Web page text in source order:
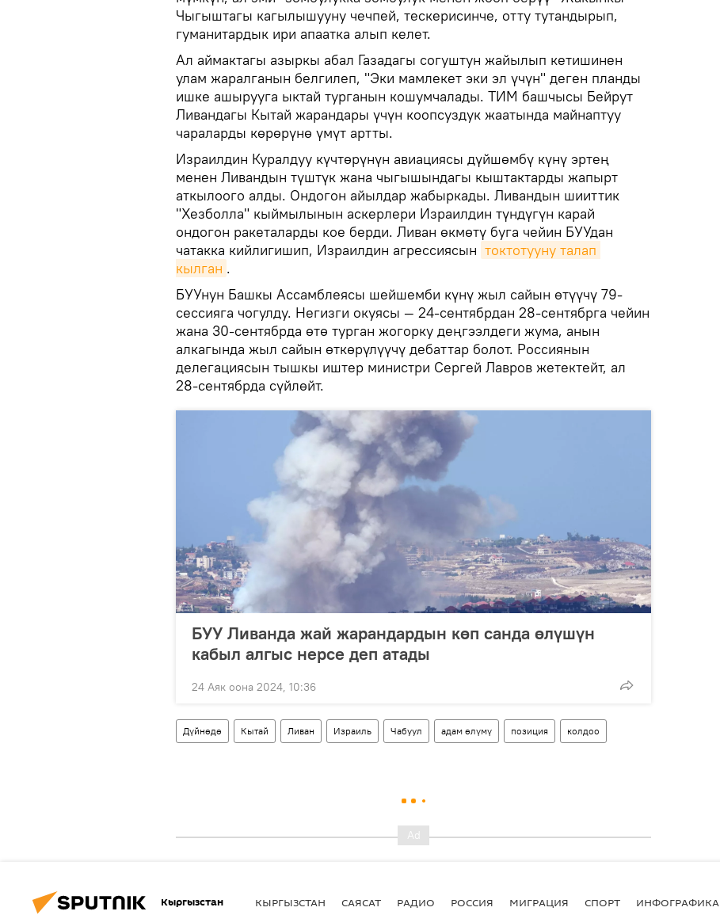
Чыгыштагы кагылышууну чечпей, тескерисинче, отту тутандырып,
гуманитардык ири апаатка алып келет.
Ал аймактагы азыркы абал Газадагы согуштун жайылып кетишинен
улам жаралганын белгилеп, "Эки мамлекет эки эл үчүн" деген планды
ишке ашырууга ыктай турганын кошумчалады. ТИМ башчысы Бейрут
Ливандагы Кытай жарандары үчүн коопсуздук жаатында майнаптуу
чараларды көрөрүнө үмүт артты.
Израилдин Куралдуу күчтөрүнүн авиациясы дүйшөмбү күнү эртең
менен Ливандын түштүк жана чыгышындагы кыштактарды жапырт
аткылоого алды. Ондогон айылдар жабыркады. Ливандын шииттик
"Хезболла" кыймылынын аскерлери Израилдин түндүгүн карай
ондогон ракеталарды кое берди. Ливан өкмөтү буга чейин БУУдан
чатакка кийлигишип, Израилдин агрессиясын токтотууну талап
кылган .
БУУнун Башкы Ассамблеясы шейшемби күнү жыл сайын өтүүчү 79-
сессияга чогулду. Негизги окуясы — 24-сентябрдан 28-сентябрга чейин
жана 30-сентябрда өтө турган жогорку деңгээлдеги жума, анын
алкагында жыл сайын өткөрүлүүчү дебаттар болот. Россиянын
делегациясын тышкы иштер министри Сергей Лавров жетектейт, ал
28-сентябрда сүйлөйт.
БУУ Ливанда жай жарандардын көп санда өлүшүн
кабыл алгыс нерсе деп атады
24 Аяк оона 2024, 10:36
Дүйнөдө Кытай Ливан Израиль Чабуул адам өлүмү позиция колдоо
Кыргызстан КЫРГЫЗСТАН САЯСАТ РАДИО РОССИЯ МИГРАЦИЯ СПОРТ ИНФОГРАФИКА